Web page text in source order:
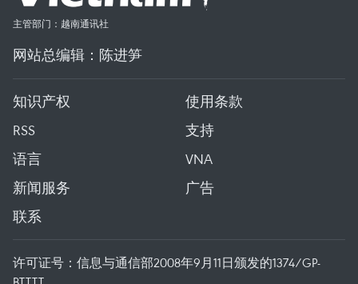
主管部门：越南通讯社
网站总编辑：陈进笋
知识产权
使用条款
RSS
支持
语言
VNA
新闻服务
广告
联系
许可证号：信息与通信部2008年9月11日颁发的1374/GP-